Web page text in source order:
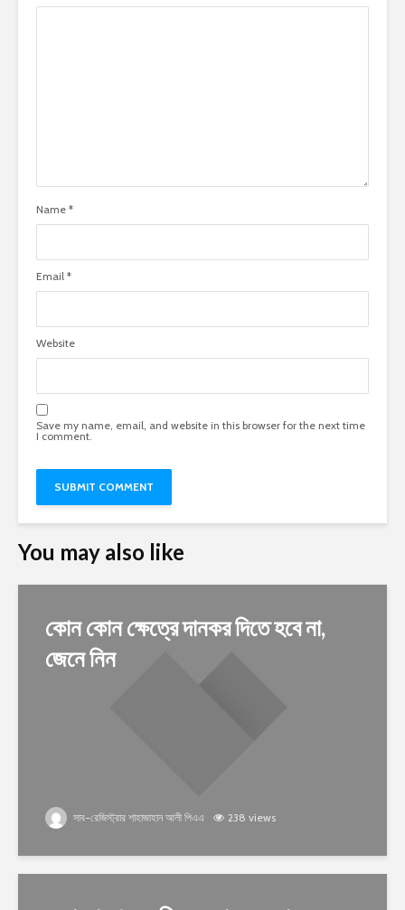
Name *
Email *
Website
Save my name, email, and website in this browser for the next time
I comment.
You may also like
কোন কোন ক্ষেত্রে দানকর দিতে হবে না,
জেনে নিন
সাব-রেজিস্ট্রার শাহাজাহান আলী পিএএ 238 views